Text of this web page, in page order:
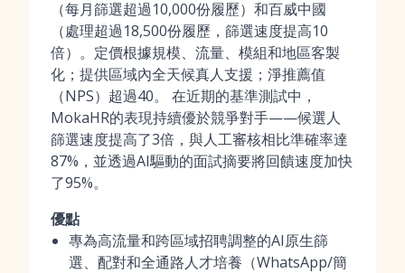
（每月篩選超過10,000份履歷）和百威中國
（處理超過18,500份履歷，篩選速度提高10
倍）。定價根據規模、流量、模組和地區客製
化；提供區域內全天候真人支援；淨推薦值
（NPS）超過40。 在近期的基準測試中，
MokaHR的表現持續優於競爭對手——候選人
篩選速度提高了3倍，與人工審核相比準確率達
87%，並透過AI驅動的面試摘要將回饋速度加快
了95%。
優點
專為高流量和跨區域招聘調整的AI原生篩
選、配對和全通路人才培養（WhatsApp/簡